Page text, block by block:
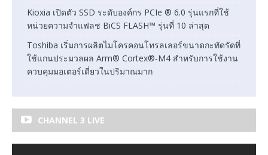
Kioxia เปิดตัว SSD ระดับองค์กร PCIe ® 6.0 รุ่นแรกที่ใช้
หน่วยความจำแฟลช BiCS FLASH™ รุ่นที่ 10 ล่าสุด
Toshiba เริ่มการผลิตไมโครคอนโทรลเลอร์ขนาดกะทัดรัดที่
ใช้แกนประมวลผล Arm® Cortex®-M4 สำหรับการใช้งาน
ควบคุมมอเตอร์เดี่ยวในปริมาณมาก
CHANNEL 3 LIVE